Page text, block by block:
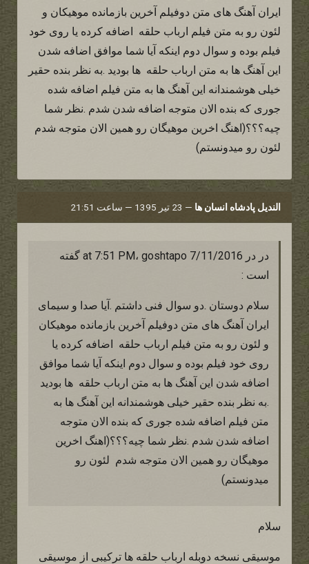
ایران آهنگ های متن دوفیلم آخرین بازمانده موهیکان و
لئون رو به متن فیلم ارباب حلقه اضافه کرده یا روی خود
فیلم بوده و سوال دوم اینکه آیا شما موافق اضافه شدن
این آهنگ ها به متن ارباب حلقه ها بودید .به نظر بنده حقیر
خیلی هوشمندانه این آهنگ ها به متن فیلم اضافه شده
جوری که بنده الان متوجه اضافه شدن شدم .نظر شما
چیه؟؟؟(اهنگ اخرین موهیگان رو همین الان متوجه شدم
لئون رو میدونستم)
الندیل پادشاه انسان ها — 23 تیر 1395 — ساعت 21:51
در در 7/11/2016 at 7:51 PM، goshtapo گفته
است :
سلام دوستان .دو سوال فنی داشتم .آیا صدا و سیمای
ایران آهنگ های متن دوفیلم آخرین بازمانده موهیکان
و لئون رو به متن فیلم ارباب حلقه اضافه کرده یا
روی خود فیلم بوده و سوال دوم اینکه آیا شما موافق
اضافه شدن این آهنگ ها به متن ارباب حلقه ها بودید
.به نظر بنده حقیر خیلی هوشمندانه این آهنگ ها به
متن فیلم اضافه شده جوری که بنده الان متوجه
اضافه شدن شدم .نظر شما چیه؟؟؟(اهنگ اخرین
موهیگان رو همین الان متوجه شدم لئون رو
میدونستم)
سلام
موسیقی نسخه دوبله ارباب حلقه ها ترکیبی از موسیقی